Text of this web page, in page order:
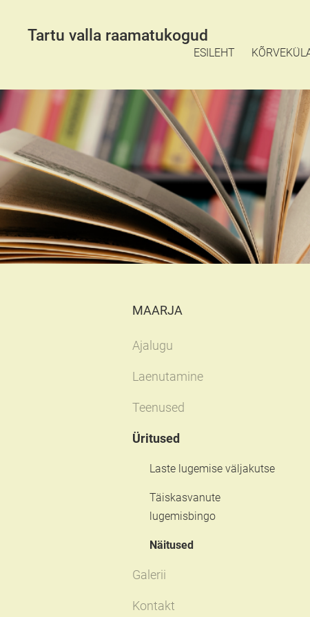
Tartu valla raamatukogud
ESILEHT
MAARJA
Ajalugu
Laenutamine
Teenused
Üritused
Laste lugemise väljakutse
Täiskasvanute
lugemisbingo
Näitused
Galerii
Kontakt